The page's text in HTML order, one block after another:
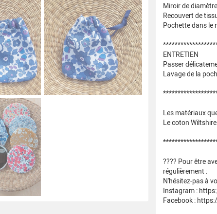
Miroir de
Recouvert de
Pochette dans le
ENTRETIEN
Passer
Lavage de la
Les matériaux
Le coton
???? Pour être
régulièrement :
N'hésitez-pas à
Instagram :
Facebook :